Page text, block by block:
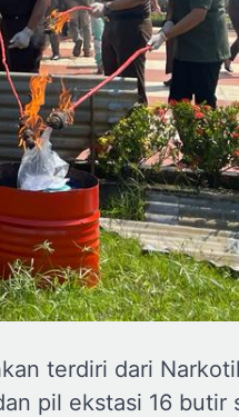
terdiri dari
pil ekstasi 16 butir